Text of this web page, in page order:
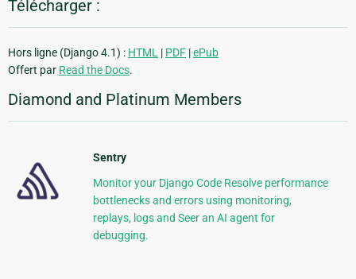
Télécharger :
Hors ligne (Django 4.1) : HTML | PDF |ePub
Offert par Read the Docs.
Diamond and Platinum Members
Sentry
Monitor your Django Code Resolve performance
bottlenecks and errors using monitoring,
replays, logs and Seer an AI agent for
debugging.